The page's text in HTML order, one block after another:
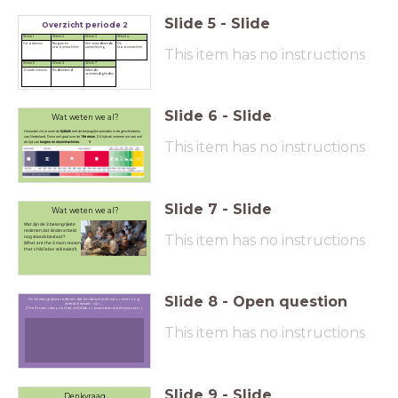
Overzicht periode 2
Week 1 Week 2 Week 3
Week 4
Voorkennis
Burgers en
stoommachines
Een veranderende
samenleving
De
stoommachine
Week 5 Week 6
Week 7
Zwarte sneeuw
Kinderarbeid
Arbeids-
omstandigheden
Slide 5 - Slide
This item has no instructions
Wat weten we al?
Hieronder zie je weer de tijdbalk met de belangrijke periodes in de geschiedenis
van Nederland. Deze unit gaat over de 19e eeuw. Dit tijdvak noemen we ook wel
de tijd van burgers en stoommachines. V
Slide 6 - Slide
This item has no instructions
Wat weten we al?
Wat zijn de 3 belangrijkste
redenen dat kinderarbeid
nog steeds bestaat?
(What are the 3 main reasons
that child labor still exists?)
Slide 7 - Slide
This item has no instructions
De 3 belangrijkste redenen dat kinderarbeid bestond en nog
steeds bestaat, zijn ...
(The 3 main reasons that child labor existed and still exists are…)
Slide 8 - Open question
This item has no instructions
Denkvraag Slide 9 - Slide